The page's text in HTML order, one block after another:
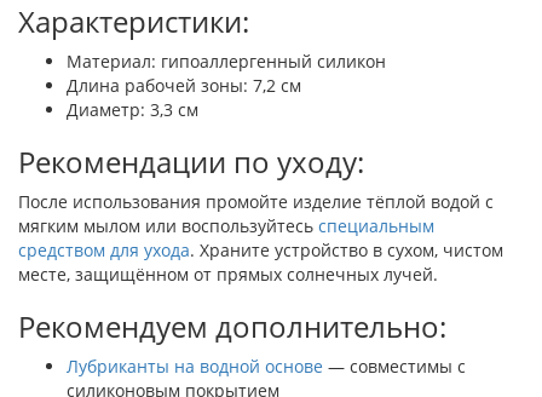
Характеристики:
Материал: гипоаллергенный силикон
Длина рабочей зоны: 7,2 см
Диаметр: 3,3 см
Рекомендации по уходу:
После использования промойте изделие тёплой водой с
мягким мылом или воспользуйтесь специальным
средством для ухода. Храните устройство в сухом, чистом
месте, защищённом от прямых солнечных лучей.
Рекомендуем дополнительно:
Лубриканты на водной основе — совместимы с
силиконовым покрытием